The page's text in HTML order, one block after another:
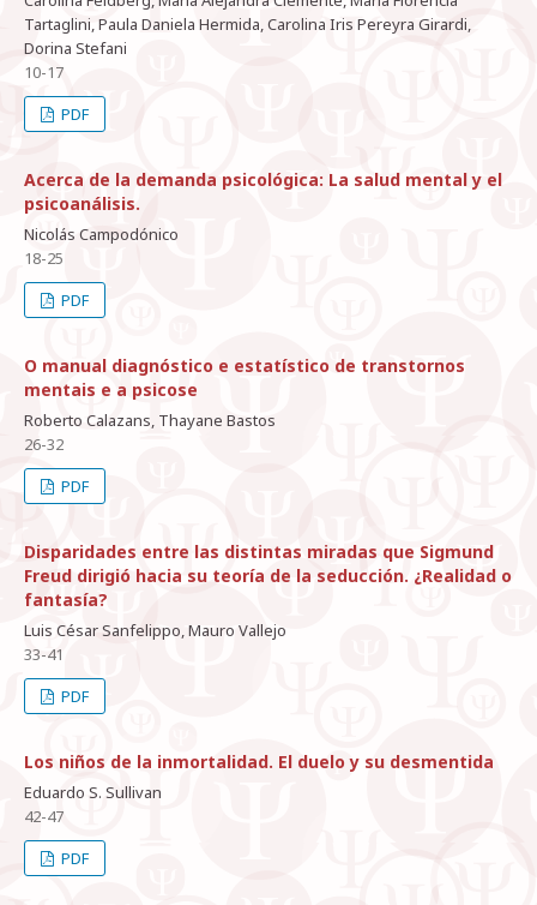
Tartaglini, Paula Daniela Hermida, Carolina Iris Pereyra Girardi,
Dorina Stefani
10-17
PDF
Acerca de la demanda psicológica: La salud mental y el
psicoanálisis.
Nicolás Campodónico
18-25
PDF
O manual diagnóstico e estatístico de transtornos
mentais e a psicose
Roberto Calazans, Thayane Bastos
26-32
PDF
Disparidades entre las distintas miradas que Sigmund
Freud dirigió hacia su teoría de la seducción. ¿Realidad o
fantasía?
Luis César Sanfelippo, Mauro Vallejo
33-41
PDF
Los niños de la inmortalidad. El duelo y su desmentida
Eduardo S. Sullivan
42-47
PDF